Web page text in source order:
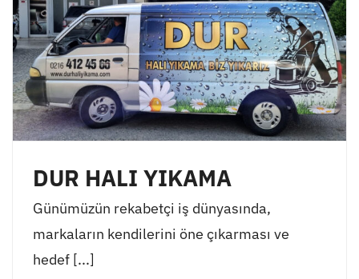
DUR HALI YIKAMA
Günümüzün rekabetçi iş dünyasında,
markaların kendilerini öne çıkarması ve
hedef [...]